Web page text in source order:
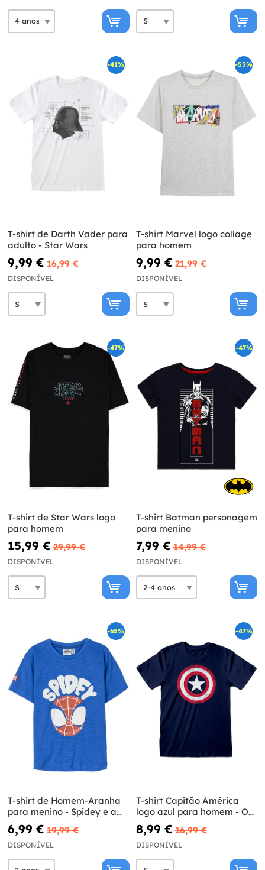
-41%
T-shirt de Darth Vader para
adulto - Star Wars
9,99 € 16,99 €
DISPONÍVEL
-55%
T-shirt Marvel logo collage
para homem
9,99 € 21,99 €
DISPONÍVEL
-47%
T-shirt de Star Wars logo
para homem
15,99 € 29,99 €
DISPONÍVEL
-47%
T-shirt Batman personagem
para menino
7,99 € 14,99 €
DISPONÍVEL
-65%
T-shirt de Homem-Aranha
para menino - Spidey e a
sua super equipa
6,99 € 19,99 €
DISPONÍVEL
-47%
T-shirt Capitão América
logo azul para homem - Os
Vingadores
8,99 € 16,99 €
DISPONÍVEL